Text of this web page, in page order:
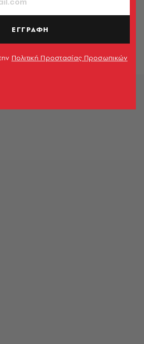
VIDEOS
να καθαρίσεις ένα αυγό με
ποτήρι κρασιού;
Team
ΕΓΓΡΑΦΗ
Πολιτική Προστασίας Προσωπικών